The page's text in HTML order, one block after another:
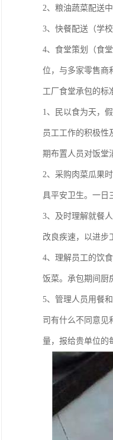
2、粮油蔬菜配送
3、快餐配送（学
4、食堂策划（食
位，与多家零售商
工厂食堂承包的标
1、民以食为天，
员工工作的积极性
期布置人员对饭堂
2、采购肉菜瓜果
具平安卫生。一日
3、及时理解就餐
改良疾速，以进步
4、理解员工的饮
饭菜。承包期间厨
5、管理人员用餐
司有什么不同意见
量，报给贵单位的